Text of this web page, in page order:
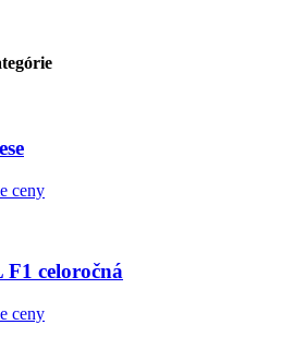
ceny
celoročná
ceny